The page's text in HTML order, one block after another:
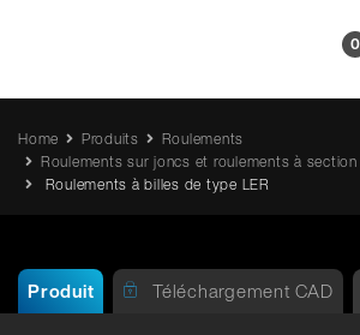
0
Home Produits
Roulements
Roulements sur joncs et roulements à
Roulements à billes de type LER
Produit Téléchargement CAD